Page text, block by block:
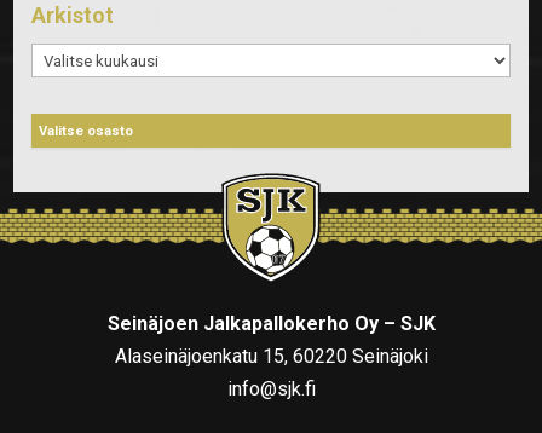
Arkistot
Arkistot
Seinäjoen Jalkapallokerho Oy – SJK
Alaseinäjoenkatu 15, 60220 Seinäjoki
info@sjk.fi